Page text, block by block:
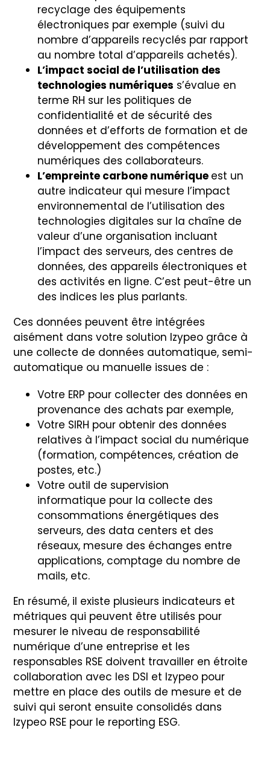
recyclage des équipements
électroniques par exemple (suivi du
nombre d’appareils recyclés par rapport
au nombre total d’appareils achetés).
L’impact social de l’utilisation des
technologies numériques s’évalue en
terme RH sur les politiques de
confidentialité et de sécurité des
données et d’efforts de formation et de
développement des compétences
numériques des collaborateurs.
L’empreinte carbone numérique est un
autre indicateur qui mesure l’impact
environnemental de l’utilisation des
technologies digitales sur la chaîne de
valeur d’une organisation incluant
l’impact des serveurs, des centres de
données, des appareils électroniques et
des activités en ligne. C’est peut-être un
des indices les plus parlants.
Ces données peuvent être intégrées
aisément dans votre solution Izypeo grâce à
une collecte de données automatique, semi-
automatique ou manuelle issues de :
Votre ERP pour collecter des données en
provenance des achats par exemple,
Votre SIRH pour obtenir des données
relatives à l’impact social du numérique
(formation, compétences, création de
postes, etc.)
Votre outil de supervision
informatique pour la collecte des
consommations énergétiques des
serveurs, des data centers et des
réseaux, mesure des échanges entre
applications, comptage du nombre de
mails, etc.
En résumé, il existe plusieurs indicateurs et
métriques qui peuvent être utilisés pour
mesurer le niveau de responsabilité
numérique d’une entreprise et les
responsables RSE doivent travailler en étroite
collaboration avec les DSI et Izypeo pour
mettre en place des outils de mesure et de
suivi qui seront ensuite consolidés dans
Izypeo RSE pour le reporting ESG.